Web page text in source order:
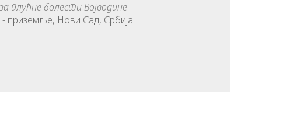
плућне болести Војводине
приземље, Нови Сад, Србија